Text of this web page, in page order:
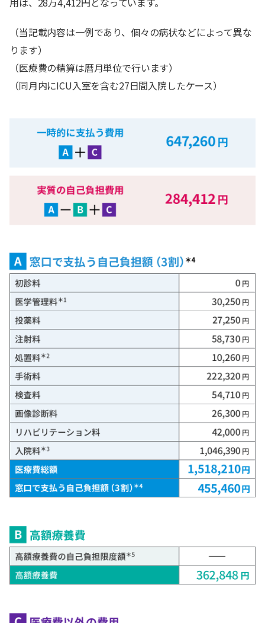
（当記載内容は一例であり、個々の病状などによって異な
ります）
（医療費の精算は暦月単位で行います）
（同月内にICU入室を含む27日間入院したケース）